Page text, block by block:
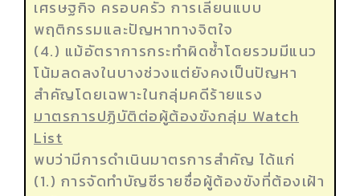
เศรษฐกิจ ครอบครัว การเลียนแบบ
พฤติกรรมและปัญหาทางจิตใจ
(4.) แม้อัตราการกระทำผิดซ้ำโดยรวมมีแนว
โน้มลดลงในบางช่วงแต่ยังคงเป็นปัญหา
สำคัญโดยเฉพาะในกลุ่มคดีร้ายแรง
มาตรการปฏิบัติต่อผู้ต้องขังกลุ่ม Watch
List
พบว่ามีการดำเนินมาตรการสำคัญ ได้แก่
(1.) การจัดทำบัญชีรายชื่อผู้ต้องขังที่ต้องเฝ้า